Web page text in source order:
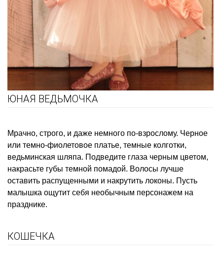
ЮНАЯ ВЕДЬМОЧКА
Мрачно, строго, и даже немного по-взрослому. Черное
или темно-фиолетовое платье, темные колготки,
ведьминская шляпа. Подведите глаза черным цветом,
накрасьте губы темной помадой. Волосы лучше
оставить распущенными и накрутить локоны. Пусть
малышка ощутит себя необычным персонажем на
празднике.
КОШЕЧКА